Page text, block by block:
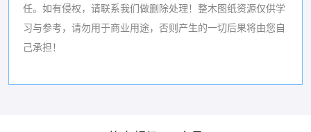
任。如有侵权，请联系我们做删除处理！ 整木图纸资源仅供学
习与参考，请勿用于商业用途，否则产生的一切后果将由您自
己承担！